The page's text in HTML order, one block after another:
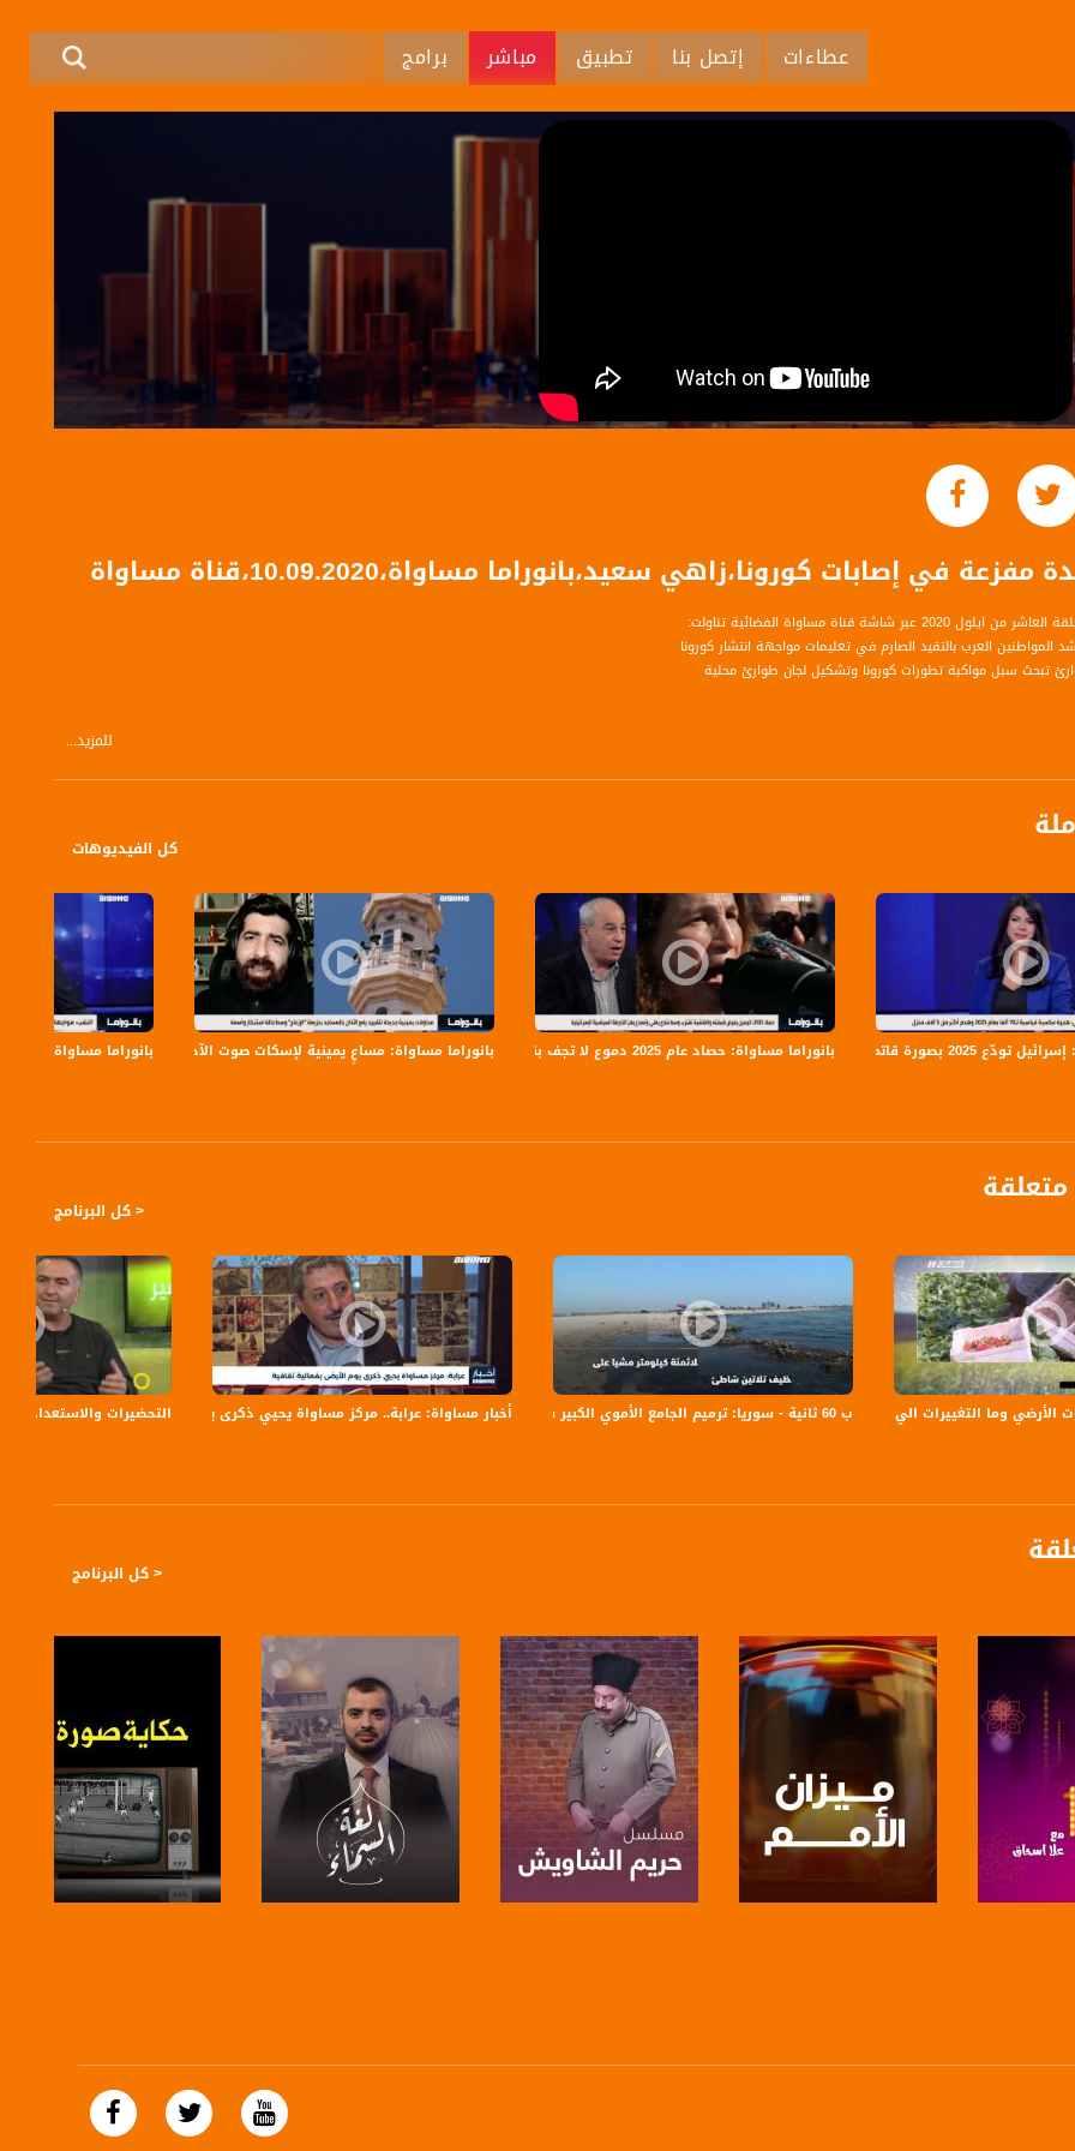
عطاءات إتصل بنا تطبيق مباشر برامج
في إصابات كورونا،زاهي سعيد،بانوراما مساواة،10.09.2020،قناة مساواة
عبر شاشة قناة مساواة الفضائية تناولت:
المواطنين العرب بالتقيد الصارم في تعليمات مواجهة انتشار كورونا
تبحث سبل مواكبة تطورات كورونا وتشكيل لجان طوارئ محلية
برنامج حواري يومي يناقش آخر المستجدات السياسية والإقتصادية، الثقافية والفكرية في الداخل الفلسطيني لرصد مختلف القضايا التي يعيشها المجتمع العربي هنا وإبراز تفاصيلها
مصطفى عاطف قبلاوي، مريم فرح ومرام مصلح
صوت فلسطينيي الداخل - لاول مرة منذ ٧٠ عام
https://
https://
للمزيد...
كل الفيديوهات
بانوراما مساواة: بن بانوراما مساواة: مساعٍ يمينية لإسكات صوت الآذان بانوراما مساواة: حصاد عام 2025 دموع لا تجف بنار الجريمة و اليمين يفرض قبضته والفاشية تقترب 2025 بصورة قاتمة
< كل البرنامج
التحضيرات والاستعدادات
أخبار مساواة: عرابة.. مركز مساواة يحيي ذكرى يوم الأرض بفعالية ثقافية ب 60 ثانية - سوريا: ترميم الجامع الأموي الكبير في حلب -اخبار مساواة،15-8-2018
وما التغييرات الي طرأت عليه؟- نبهان أبو صافية - صباحنا غير،2.3.2018
< كل البرنامج